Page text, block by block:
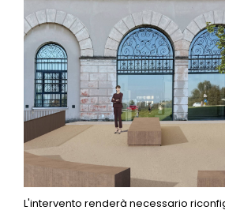
L'intervento renderà necessario